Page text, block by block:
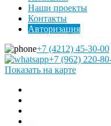
Наши проекты
Контакты
Авторизация
+7 (4212) 45-30-00
+7 (962) 220-
Показать на карте